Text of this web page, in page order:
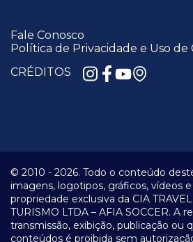
Fale Conosco
Política de Privacidade e Uso de
CRÉDITOS
© 2010 - 2026. Todo o conteúdo
imagens, logotipos, gráficos, vídeos
propriedade exclusiva da CIA
TURISMO LTDA – AFIA SOCCER. A
transmissão, exibição, publicação ou
conteúdos é proibida sem